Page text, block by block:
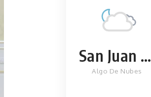
San Juan de la Maguana
Algo De Nubes